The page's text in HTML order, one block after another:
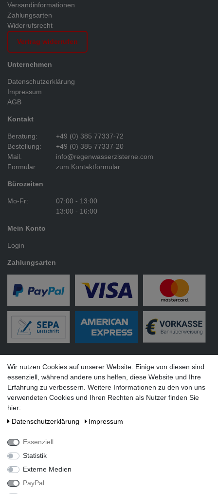
Versandinformationen
Zahlungsarten
Widerrufsrecht
Vertrag widerrufen
Unternehmen
Datenschutzerklärung
Impressum
AGB
Kontakt
Beratung:
+49 (0) 385 77337-72
Bestellung:
+49 (0) 385 77337-20
Mail.
info@regenwasserzisterne.com
Formular
zum Kontaktformular
Bürozeiten
Mo-Fr:
07:00 - 13:00
13:00 - 16:00
Mein Konto
Login
Zahlungsarten
Social Media
Wir nutzen Cookies auf unserer Website. Einige von diesen sind
essenziell, während andere uns helfen, diese Website und Ihre
Erfahrung zu verbessern. Weitere Informationen zu den von uns
verwendeten Cookies und Ihren Rechten als Nutzer finden Sie
hier:
Daten­schutz­erklärung
Impressum
Essenziell
Statistik
Externe Medien
PayPal